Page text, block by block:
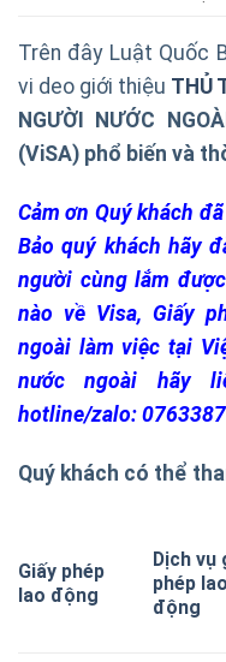
Trên đây Luật Quốc
vi deo giới thiệu TH Ủ
NGƯỜ I N ƯỚC
(ViSA) phổ biến và
Cảmơn Quý khách
Bảo quý khách hãy
người cùng lắm
nào về Visa, Giấy
ngoài làm việc tại
nước ngoài hãy
hotline/zalo:
Quý khách có thể
Giấy phép
lao động
Dịch vụ
phép lao
động